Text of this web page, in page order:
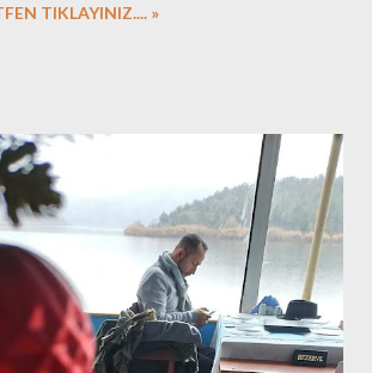
markası, bu marka araç sahiplerinin bir
gereksiz bir yazıyı neden yazdım ben de
Yanıtını bulamadım. Madem gereksiz,
diye sormayın...
TIKLAYINIZ.... »